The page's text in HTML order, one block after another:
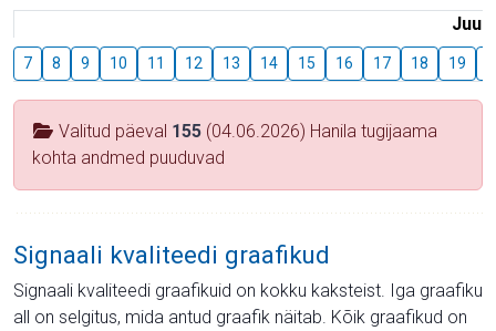
Juuli
7 8 9 10 11 12 13 14 15 16 17 18 19
Valitud päeval 155 (04.06.2026) Hanila tugijaama
kohta andmed puuduvad
Signaali kvaliteedi graafikud
Signaali kvaliteedi graafikuid on kokku kaksteist. Iga graafiku
all on selgitus, mida antud graafik näitab. Kõik graafikud on